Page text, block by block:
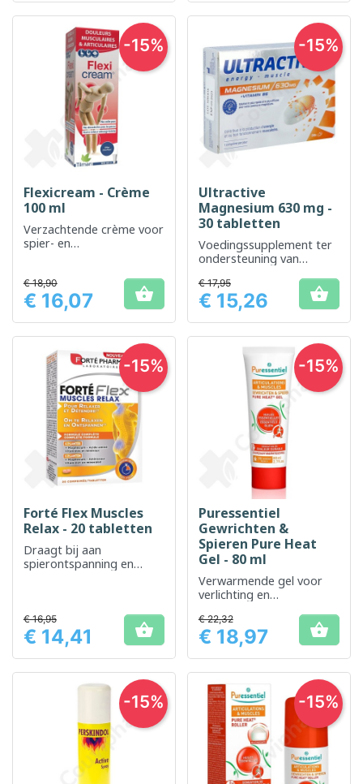
Flexicream - Crème
100 ml
Verzachtende crème voor
spier- en
Prijs
€ 18,90
€ 16,07 
-15%
Ultractive
Magnesium 630 mg -
30 tabletten
Voedingssupplement ter
ondersteuning van
spierfunctie
Prijs
€ 17,95
€ 15,26 
-15%
Forté Flex Muscles
Relax - 20 tabletten
Draagt ​​bij aan
spierontspanning en
Prijs
€ 16,95
€ 14,41 
-15%
Puressentiel
Gewrichten &
Spieren Pure Heat
Gel - 80 ml
Verwarmende gel voor
verlichting en
gewrichten
Prijs
€ 22,32
€ 18,97 
-15%
-15% -15%